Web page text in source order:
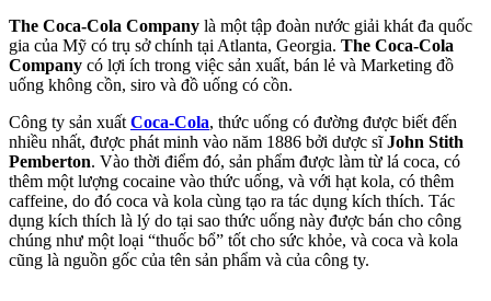
The Coca-Cola Company là một tập đoàn nước giải khát đa quốc
gia của Mỹ có trụ sở chính tại Atlanta, Georgia. The Coca-Cola
Company có lợi ích trong việc sản xuất, bán lẻ và Marketing đồ
uống không cồn, siro và đồ uống có cồn.
Công ty sản xuấtCoca-Cola, thức uống có đường được biết đến
nhiều nhất, được phát minh vào năm 1886 bởi dược sĩJohn Stith
Pemberton. Vào thời điểm đó, sản phẩm được làm từ lá coca, có
thêm một lượng cocaine vào thức uống, và với hạt kola, có thêm
caffeine, do đó coca và kola cùng tạo ra tác dụng kích thích. Tác
dụng kích thích là lý do tại sao thức uống này được bán cho công
chúng như một loại “thuốc bổ” tốt cho sức khỏe, và coca và kola
cũng là nguồn gốc của tên sản phẩm và của công ty.